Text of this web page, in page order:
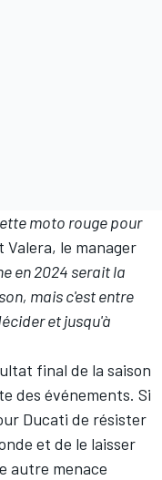
moto rouge pour
le manager
en 2024 serait la
mais c'est entre
et jusqu'à
final de la saison
des événements. Si
Ducati de résister
et de le laisser
autre menace